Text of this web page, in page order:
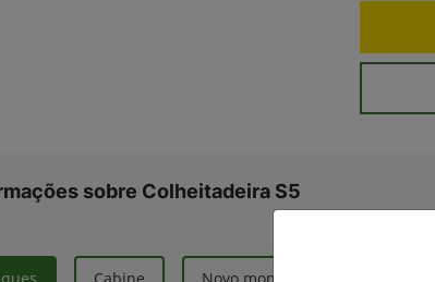
sobre Colheitadeira S5